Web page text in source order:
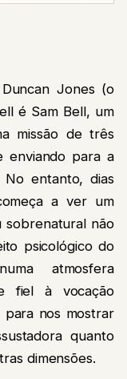
Jones (o
é Sam Bell, um
missão de três
enviando para a
No entanto, dias
a ver um
sobrenatural não
psicológico do
atmosfera
fiel à vocação
para nos mostrar
quanto
dimensões.